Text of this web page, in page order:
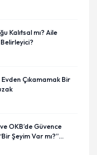
Kalıtsal mı? Aile
Çıkamamak Bir
OKB’de Güvence
Şeyim Var mı?”